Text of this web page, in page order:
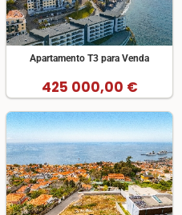
Apartamento T3 para Venda
425 000,00 €